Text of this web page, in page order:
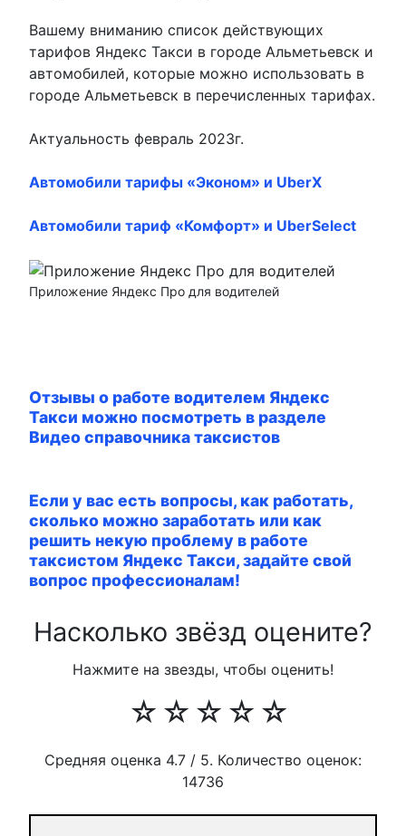
Вашему вниманию список действующих
тарифов Яндекс Такси в городе Альметьевск и
автомобилей, которые можно использовать в
городе Альметьевск в перечисленных тарифах.
Актуальность февраль 2023г.
Автомобили тарифы «Эконом» и UberX
Автомобили тариф «Комфорт» и UberSelect
Приложение Яндекс Про для водителей
Отзывы о работе водителем Яндекс
Такси можно посмотреть в разделе
Видео справочника таксистов
Если у вас есть вопросы, как работать,
сколько можно заработать или как
решить некую проблему в работе
таксистом Яндекс Такси, задайте свой
вопрос профессионалам!
Насколько звёзд оцените?
Нажмите на звезды, чтобы оценить!
☆
☆
☆
☆
☆
Средняя оценка 4.7 / 5. Количество оценок:
14736